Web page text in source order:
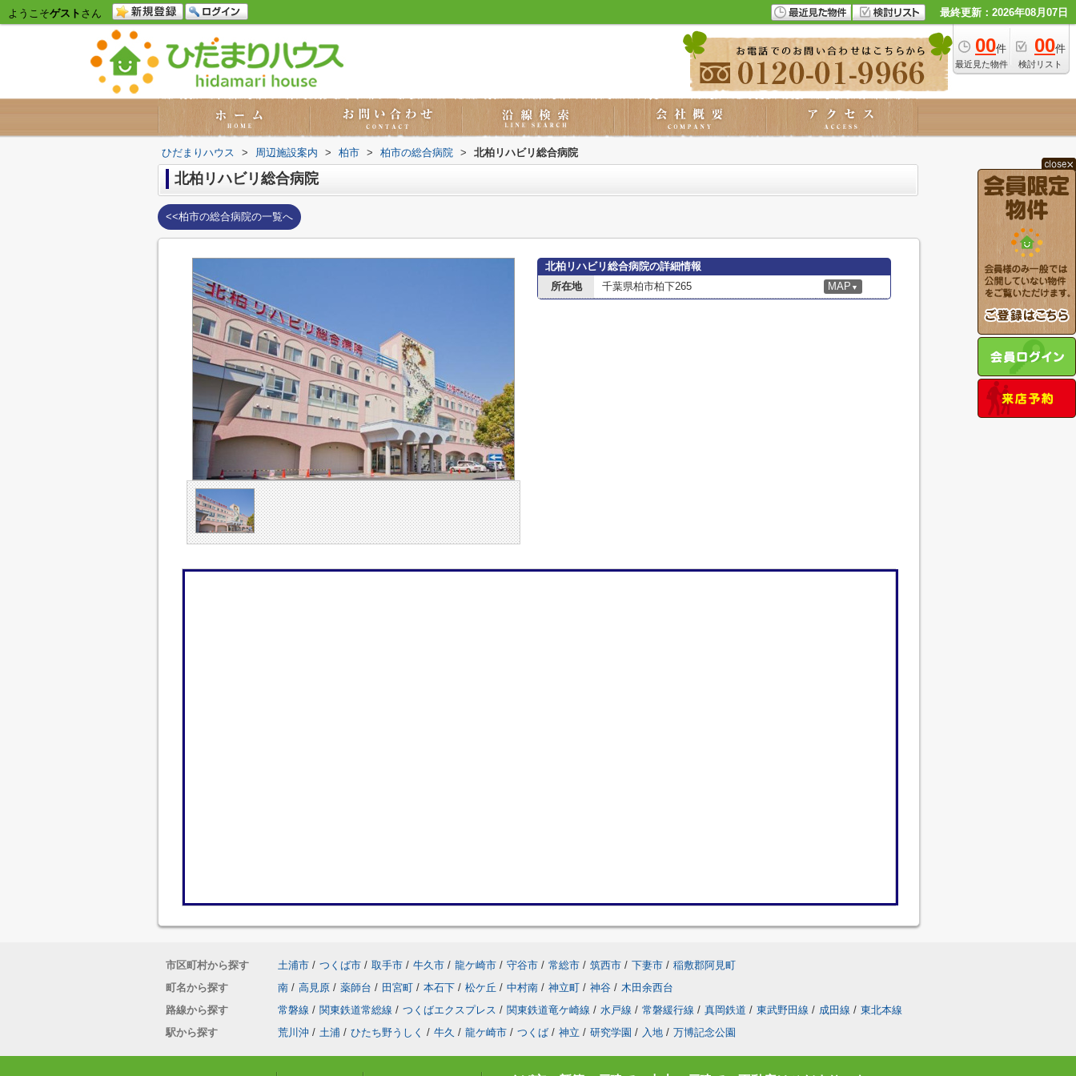
ようこそゲスト さん 最終更新：2026年08月07日
00件
最近見た物件
00件
検討リスト
ひだまりハウス > 周辺施設案内 > 柏市 > 柏市の総合病院 > 北柏リハビリ総合病院
北柏リハビリ総合病院
<<柏市の総合病院の一覧へ
北柏リハビリ総合病院の詳細情報
所在地
千葉県柏市柏下265 MAP ▼
市区町村から探す 土浦市 / つくば市 / 取手市 / 牛久市 / 龍ケ崎市 / 守谷市 / 常総市 / 筑西市 / 下妻市 / 稲敷郡阿見町
町名から探す
南 / 高見原 / 薬師台 / 田宮町 / 本石下 / 松ケ丘 / 中村南 / 神立町 / 神谷 / 木田余西台
路線から探す
常磐線 / 関東鉄道常総線 / つくばエクスプレス / 関東鉄道竜ケ崎線 / 水戸線 / 常磐緩行線 / 真岡鉄道 / 東武野田線 / 成田線 / 東北本線
駅から探す
荒川沖 / 土浦 / ひたち野うしく / 牛久 / 龍ケ崎市 / つくば / 神立 / 研究学園 / 入地 / 万博記念公園